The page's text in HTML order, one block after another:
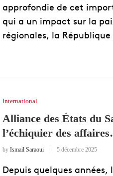
approfondie de cet
qui a un impact sur la
régionales, la
International
Alliance des États du
l’échiquier des
by Ismail Saraoui 5 décembre 2025
Depuis quelques années,